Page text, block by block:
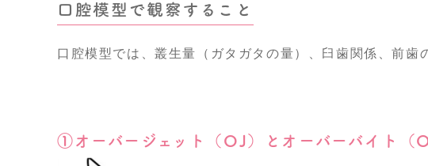
口腔模型で観察すること
口腔模型では、叢生量（ガタガタの量）、臼歯関係、前歯
①オーバージェット（OJ）とオーバーバイト（